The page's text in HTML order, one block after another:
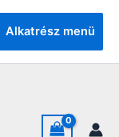
Alkatrész menü